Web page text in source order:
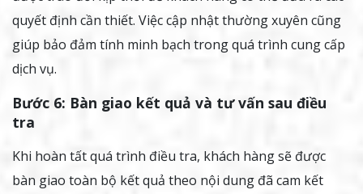
quyết định cần thiết. Việc cập nhật thường xuyên cũng
giúp bảo đảm tính minh bạch trong quá trình cung cấp
dịch vụ.
Bước 6: Bàn giao kết quả và tư vấn sau điều
tra
Khi hoàn tất quá trình điều tra, khách hàng sẽ được
bàn giao toàn bộ kết quả theo nội dung đã cam kết